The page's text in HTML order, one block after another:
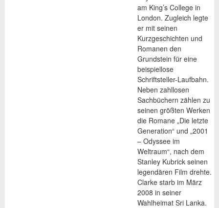
am King’s College in
London. Zugleich legte
er mit seinen
Kurzgeschichten und
Romanen den
Grundstein für eine
beispiellose
Schriftsteller-Laufbahn.
Neben zahllosen
Sachbüchern zählen zu
seinen größten Werken
die Romane „Die letzte
Generation“ und „2001
– Odyssee im
Weltraum“, nach dem
Stanley Kubrick seinen
legendären Film drehte.
Clarke starb im März
2008 in seiner
Wahlheimat Sri Lanka.